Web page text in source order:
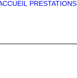
PRESTATIONS